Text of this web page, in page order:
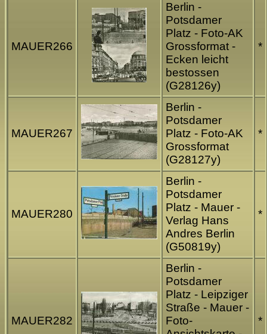
MAUER266
Berlin -
Potsdamer
Platz - Foto-AK
Grossformat -
Ecken leicht
bestossen
(G28126y)
*
MAUER267
Berlin -
Potsdamer
Platz - Foto-AK
Grossformat
(G28127y)
*
MAUER280
Berlin -
Potsdamer
Platz - Mauer -
Verlag Hans
Andres Berlin
(G50819y)
*
MAUER282
Berlin -
Potsdamer
Platz - Leipziger
Straße - Mauer -
Foto-
*